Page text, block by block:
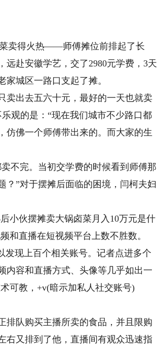
卖得火热——师傅摊位前排起了长
赴安徽学艺，交了2980元学费，3天
城区一路口支起了摊。
出去五六十元，最好的一天也就卖
观的是：“现在我们城市不少路口都
仿佛一个师傅带出来的。而大家的生
不完。当初交学费的时候看到师傅那
？”对于摆摊后面临的困境，闫柯夫妇
小伙摆摊卖大锅卤菜月入10万元是什
直播在短视频平台上数不胜数。
现上百个相关账号。记者点进多个
内容和直播方式、头像等几乎如出一
可教，+v(暗示加私人社交账号)
队购买主播所卖的食品，并且限购
右又排到了他，直播间有观众迅速指